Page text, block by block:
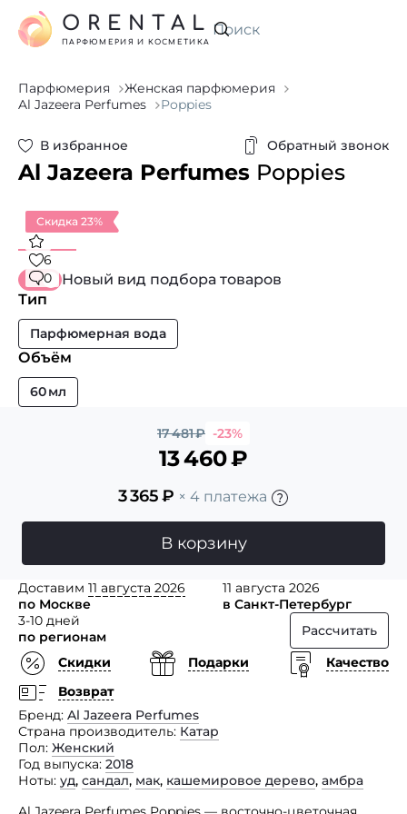
Искать
ORENTAL
ПАРФЮМЕРИЯ И КОСМЕТИКА
Парфюмерия
Женская парфюмерия
Al Jazeera Perfumes
Poppies
В избранное Обратный звонок
Al Jazeera Perfumes Poppies
Скидка 23%
6
0
Новый вид подбора товаров
Тип
Парфюмерная вода
Объём
60 мл
17 481₽ -23%
13 460₽
3 365₽ × 4 платежа
В корзину
Доставим 11 августа 2026
по Москве
11 августа 2026
в Санкт-Петербург
3-10 дней
по регионам
Рассчитать
Скидки
Подарки
Качество
Возврат
Бренд Al Jazeera Perfumes
Страна производитель Катар
Пол Женский
Год выпуска 2018
Ноты уд, сандал, мак, кашемировое дерево, амбра